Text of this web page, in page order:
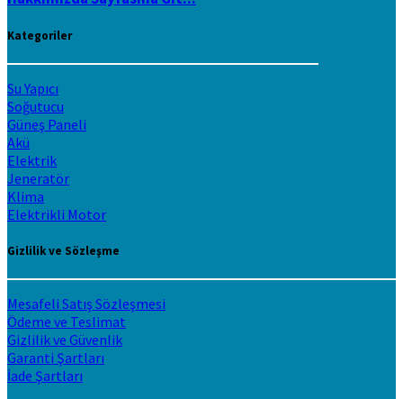
Kategoriler
Su Yapıcı
Soğutucu
Güneş Paneli
Akü
Elektrik
Jeneratör
Klima
Elektrikli Motor
Gizlilik ve Sözleşme
Mesafeli Satış Sözleşmesi
Ödeme ve Teslimat
Gizlilik ve Güvenlik
Garanti Şartları
İade Şartları